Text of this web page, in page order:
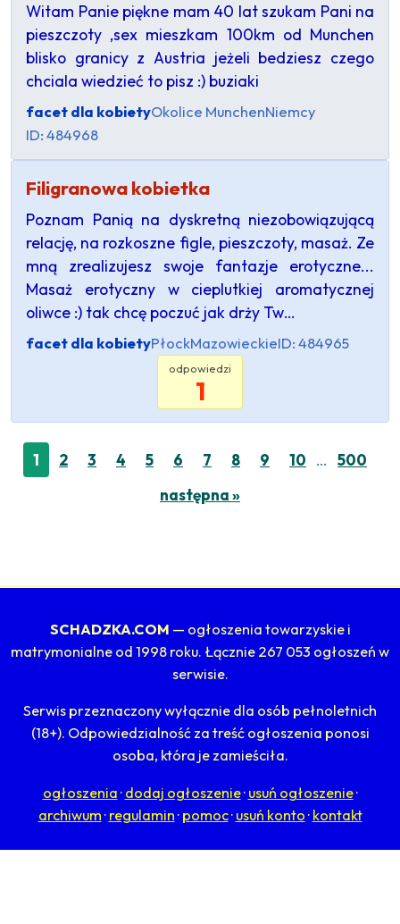
Witam Panie piękne mam 40 lat szukam Pani na
pieszczoty ,sex mieszkam 100km od Munchen
blisko granicy z Austria jeżeli bedziesz czego
chciala wiedzieć to pisz :) buziaki
facet dla kobietyOkolice MunchenNiemcy
ID: 484968
Filigranowa kobietka
Poznam Panią na dyskretną niezobowiązującą
relację, na rozkoszne figle, pieszczoty, masaż. Ze
mną zrealizujesz swoje fantazje erotyczne...
Masaż erotyczny w cieplutkiej aromatycznej
oliwce :) tak chcę poczuć jak drży Tw…
facet dla kobietyPłockMazowieckieID: 484965
odpowiedzi
1
1 2 3 4 5 6 7 8 9 10 …
500
następna »
SCHADZKA.COM — ogłoszenia towarzyskie i
matrymonialne od 1998 roku. Łącznie 267 053 ogłoszeń w
serwisie.
Serwis przeznaczony wyłącznie dla osób pełnoletnich
(18+). Odpowiedzialność za treść ogłoszenia ponosi
osoba, która je zamieściła.
ogłoszenia · dodaj ogłoszenie· usuń ogłoszenie·
archiwum · regulamin · pomoc· usuń konto · kontakt